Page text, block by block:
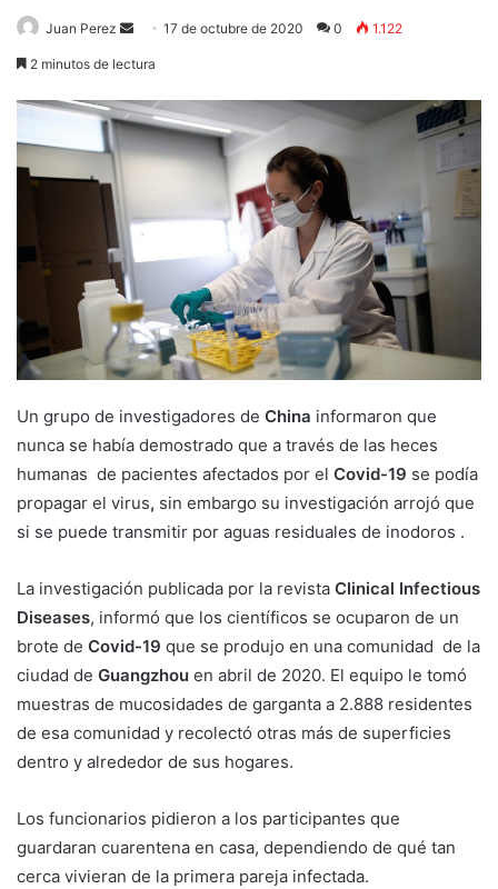
Juan Perez
Send17 de octubre de 2020 0 1.122
2 minutos de lectura
Un grupo de investigadores de China informaron que
nunca se había demostrado que a través de las heces
humanas de pacientes afectados por el Covid-19 se podía
propagar el virus, sin embargo su investigación arrojó que
si se puede transmitir por aguas residuales de inodoros .
La investigación publicada por la revista Clinical Infectious
Diseases, informó que los científicos se ocuparon de un
brote de Covid-19 que se produjo en una comunidad de la
ciudad de Guangzhou en abril de 2020. El equipo le tomó
muestras de mucosidades de garganta a 2.888 residentes
de esa comunidad y recolectó otras más de superficies
dentro y alrededor de sus hogares.
Los funcionarios pidieron a los participantes que
guardaran cuarentena en casa, dependiendo de qué tan
cerca vivieran de la primera pareja infectada.